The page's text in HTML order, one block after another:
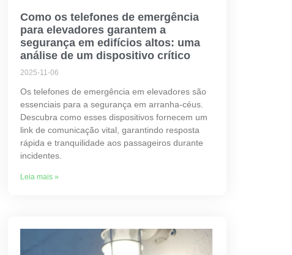
Como os telefones de emergência
para elevadores garantem a
segurança em edifícios altos: uma
análise de um dispositivo crítico
2025-11-06
Os telefones de emergência em elevadores são
essenciais para a segurança em arranha-céus.
Descubra como esses dispositivos fornecem um
link de comunicação vital, garantindo resposta
rápida e tranquilidade aos passageiros durante
incidentes.
Leia mais »